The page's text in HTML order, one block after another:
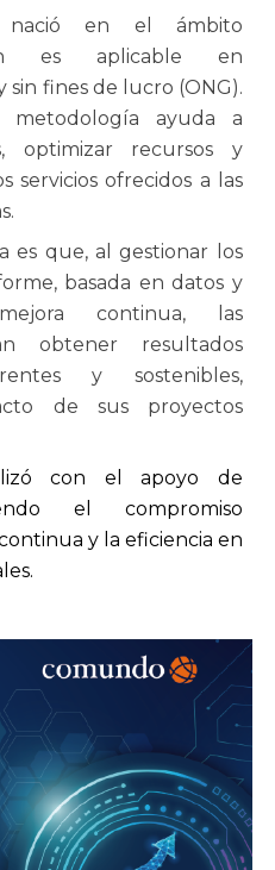
nació en el ámbito
es aplicable en
sin fines de lucro (ONG).
ayuda a
optimizar recursos y
servicios ofrecidos a las
es que, al gestionar los
basada en datos y
continua, las
obtener resultados
y sostenibles,
de sus proyectos
con el apoyo de
el compromiso
y la eficiencia en